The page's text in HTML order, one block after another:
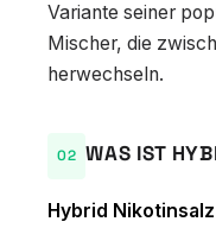
Variante seiner
Mischer, die
herwechseln.
WAS IST
Hybrid Nikotinsalz